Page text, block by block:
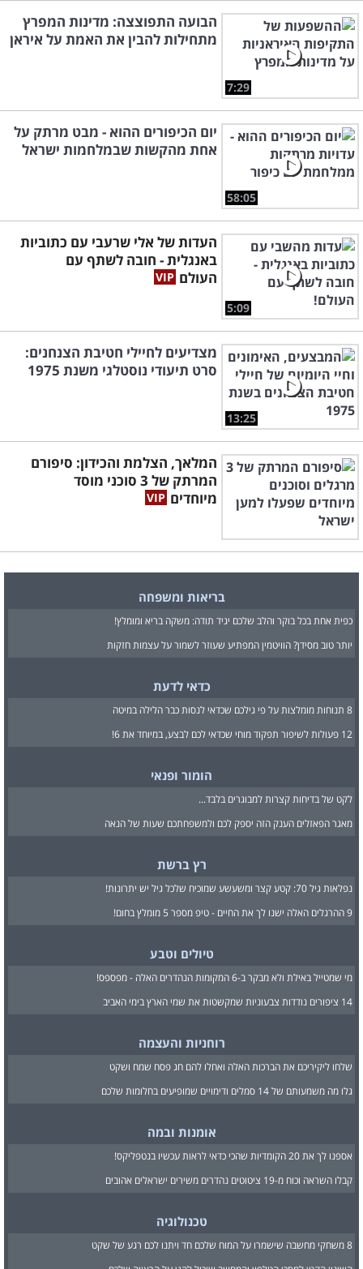
7:29
הבועה התפוצצה: מדינות המפרץ
מתחילות להבין את האמת על איראן
58:05
יום הכיפורים ההוא - מבט מרתק על
אחת מהקשות שבמלחמות ישראל
5:09
העדות של אלי שרעבי עם כתוביות
באנגלית - חובה לשתף עם
העולם
13:25
מצדיעים לחיילי חטיבת הצנחנים:
סרט תיעודי נוסטלגי משנת 1975
המלאך, הצלמת והכידון: סיפורם
המרתק של 3 סוכני מוסד
מיוחדים
בריאות ומשפחה
כפית אחת בכל בוקר והלב שלכם יגיד תודה: משקה בריא ומומלץ!
יותר טוב מסידן? הוויטמין המפתיע שעוזר לשמור על עצמות חזקות
כדאי לדעת
8 תנוחות מומלצות על פי גילכם שכדאי לנסות כבר הלילה במיטה
12 פעולות לשיפור תפקוד מוחי שכדאי לכם לבצע, במיוחד את 6!
הומור ופנאי
לקט של בדיחות קצרות למבוגרים בלבד...
מאגר הפאזלים הענק הזה יספק לכם ולמשפחתכם שעות של הנאה
רץ ברשת
נפלאות גיל 70: קטע קצר ומשעשע שמוכיח שלכל גיל יש יתרונות!
9 ההרגלים האלה ישנו לך את החיים - טיפ מספר 5 מומלץ בחום!
טיולים וטבע
מי שמטייל באילת ולא מבקר ב-6 המקומות הנהדרים האלה - מפספס!
14 ציפורים נודדות צבעוניות שמקשטות את שמי הארץ בימי האביב
רוחניות והעצמה
שלחו ליקיריכם את הברכות האלה ואחלו להם חג פסח שמח ושקט
גלו מה משמעותם של 14 סמלים ודימויים שמופיעים בחלומות שלכם
אומנות ובמה
אספנו לך את 20 הקומדיות שהכי כדאי לראות עכשיו בנטפליקס!
קבלו השראה וכוח מ-19 ציטוטים נהדרים משירים ישראלים אהובים
טכנולוגיה
8 משחקי מחשבה שישמרו על המוח שלכם חד ויתנו לכם רגע של שקט